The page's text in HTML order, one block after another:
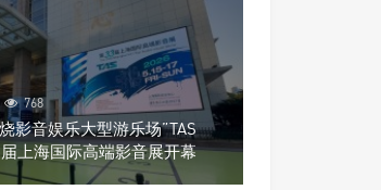
768
影音娱乐大型游乐场”TAS
上海国际高端影音展开幕